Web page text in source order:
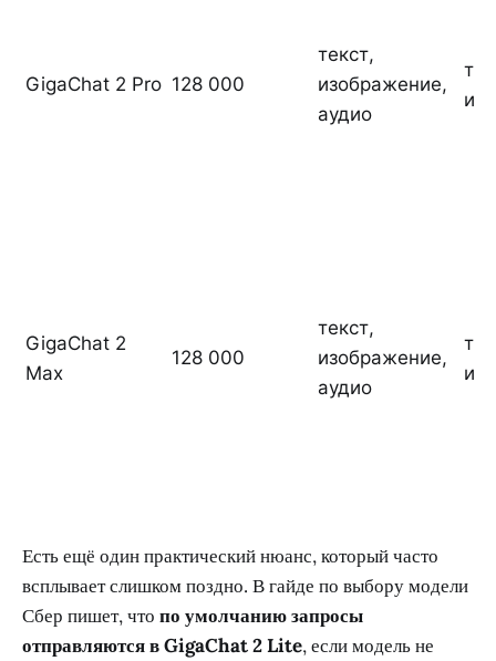
GigaChat 2 Pro 128 000
текст,
изображение,
аудио
GigaChat 2
Max
128 000
текст,
изображение,
аудио
Есть ещё один практический нюанс, который часто
всплывает слишком поздно. В гайде по выбору модели
Сбер пишет, что по умолчанию запросы
отправляются в GigaChat 2 Lite, если модель не